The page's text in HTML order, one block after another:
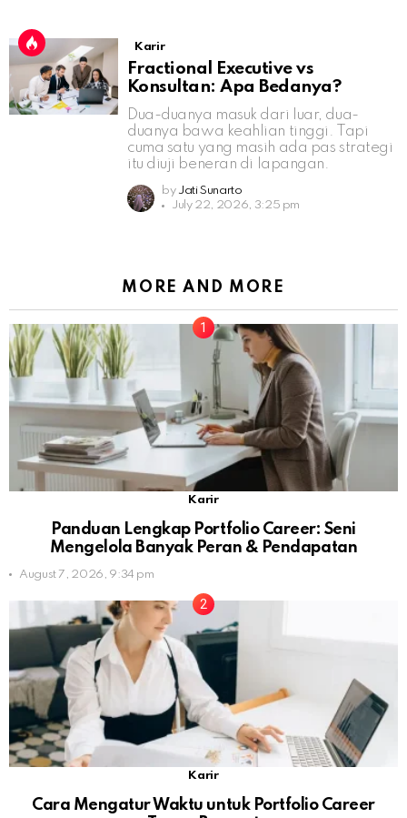
Karir
Fractional Executive vs
Konsultan: Apa Bedanya?
Dua-duanya masuk dari luar, dua-
duanya bawa keahlian tinggi. Tapi
cuma satu yang masih ada pas strategi
itu diuji beneran di lapangan.
by Jati Sunarto
July 22, 2026, 3:25 pm
MORE AND MORE
Karir
Panduan Lengkap Portfolio Career: Seni
Mengelola Banyak Peran & Pendapatan
August 7, 2026, 9:34 pm
Karir
Cara Mengatur Waktu untuk Portfolio Career